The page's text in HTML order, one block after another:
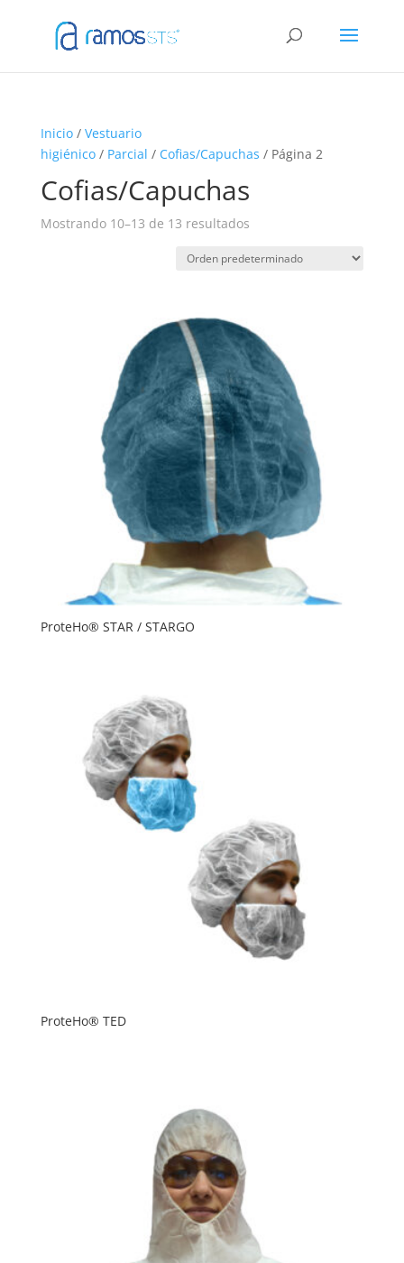
Inicio/ Vestuario
higiénico/ Parcial / Cofias/Capuchas / Página 2
Cofias/Capuchas
Mostrando 10–13 de 13 resultados
ProteHo® STAR / STARGO
ProteHo® TED